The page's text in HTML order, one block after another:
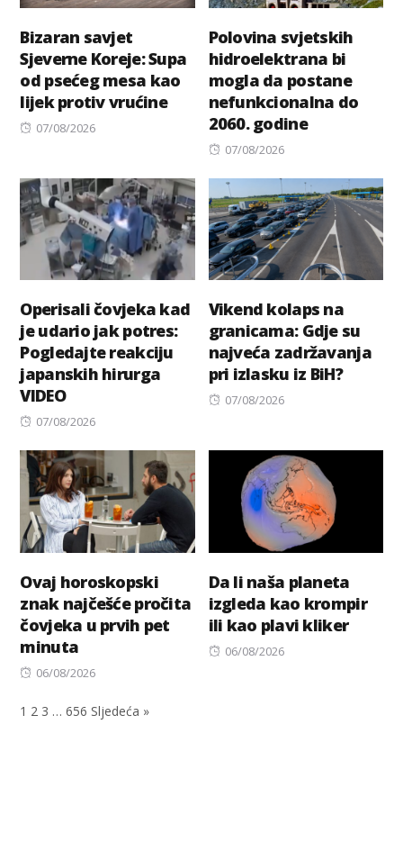
Bizaran savjet
Sjeverne Koreje: Supa
od psećeg mesa kao
lijek protiv vrućine
Posted
07/08/2026
Polovina svjetskih
hidroelektrana bi
mogla da postane
nefunkcionalna do
2060. godine
Posted
07/08/2026
Operisali čovjeka kad
je udario jak potres:
Pogledajte reakciju
japanskih hirurga
VIDEO
Posted
07/08/2026
Vikend kolaps na
granicama: Gdje su
najveća zadržavanja
pri izlasku iz BiH?
Posted
07/08/2026
Ovaj horoskopski
znak najčešće pročita
čovjeka u prvih pet
minuta
Posted
06/08/2026
Da li naša planeta
izgleda kao krompir
ili kao plavi kliker
Posted
06/08/2026
1 2 3 … 656 Sljedeća »